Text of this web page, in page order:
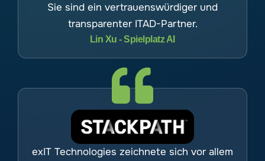
Sie sind ein vertrauenswürdiger und
transparenter ITAD-Partner.
Lin Xu - Spielplatz AI
exIT Technologies zeichnete sich vor allem